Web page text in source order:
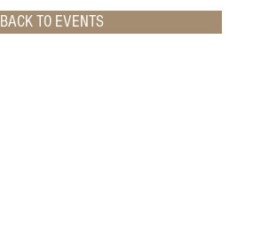
BACK TO EVENTS